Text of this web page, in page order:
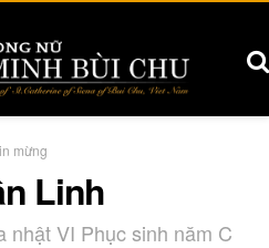
mừng
Linh
nhật VI Phục sinh năm C